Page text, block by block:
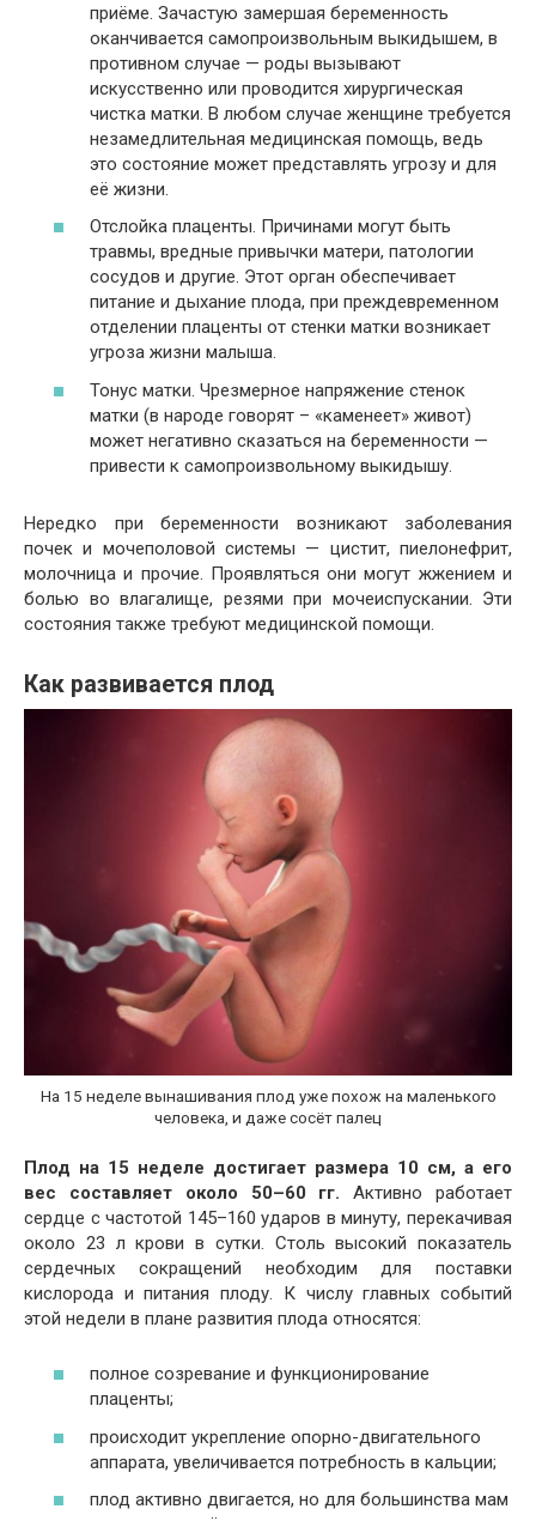
приёме. Зачастую замершая беременность
оканчивается самопроизвольным выкидышем, в
противном случае — роды вызывают
искусственно или проводится хирургическая
чистка матки. В любом случае женщине требуется
незамедлительная медицинская помощь, ведь
это состояние может представлять угрозу и для
её жизни.
Отслойка плаценты. Причинами могут быть
травмы, вредные привычки матери, патологии
сосудов и другие. Этот орган обеспечивает
питание и дыхание плода, при преждевременном
отделении плаценты от стенки матки возникает
угроза жизни малыша.
Тонус матки. Чрезмерное напряжение стенок
матки (в народе говорят – «каменеет» живот)
может негативно сказаться на беременности —
привести к самопроизвольному выкидышу.
Нередко при беременности возникают заболевания
почек и мочеполовой системы — цистит, пиелонефрит,
молочница и прочие. Проявляться они могут жжением и
болью во влагалище, резями при мочеиспускании. Эти
состояния также требуют медицинской помощи.
Как развивается плод
На 15 неделе вынашивания плод уже похож на маленького
человека, и даже сосёт палец
Плод на 15 неделе достигает размера 10 см, а его
вес составляет около 50–60 гг. Активно работает
сердце с частотой 145–160 ударов в минуту, перекачивая
около 23 л крови в сутки. Столь высокий показатель
сердечных сокращений необходим для поставки
кислорода и питания плоду. К числу главных событий
этой недели в плане развития плода относятся:
полное созревание и функционирование
плаценты;
происходит укрепление опорно-двигательного
аппарата, увеличивается потребность в кальции;
плод активно двигается, но для большинства мам